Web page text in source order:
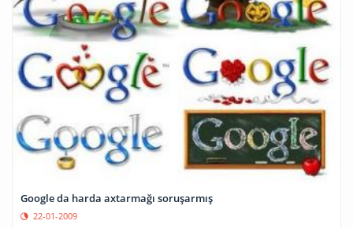
Google da harda axtarmağı soruşarmış
22-01-2009